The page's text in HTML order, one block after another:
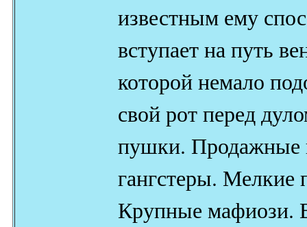
известным ему
вступает на путь
которой немало
свой рот перед
пушки. Продажные
гангстеры. Мелкие
Крупные мафиози.